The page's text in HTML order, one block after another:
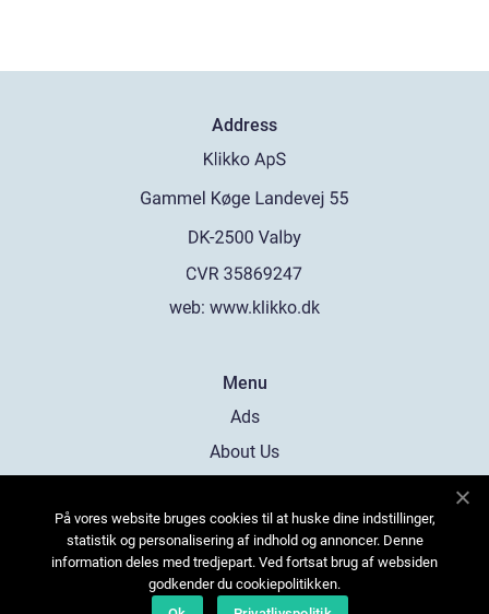
Address
web: www.klikko.dk
Menu
Ads
About Us
Contact
Sitemap
På vores website bruges cookies til at huske dine indstillinger,
statistik og personalisering af indhold og annoncer. Denne
information deles med tredjepart. Ved fortsat brug af websiden
godkender du cookiepolitikken.